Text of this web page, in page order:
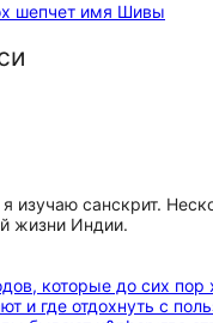
шепчет имя Шивы
Все что
отличные виды
Город
с гидом, в
безопасно.
изучаю санскрит.
жизни Индии.
которые до сих
и где отдохнуть с